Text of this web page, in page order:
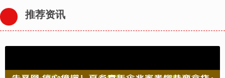
推荐资讯